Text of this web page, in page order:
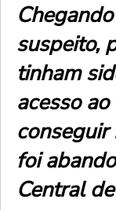
suspeito,
tinham
acesso
foi
Central